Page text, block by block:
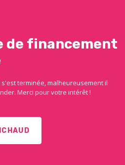
de financement
terminée, malheureusement il
Merci pour votre intérêt !